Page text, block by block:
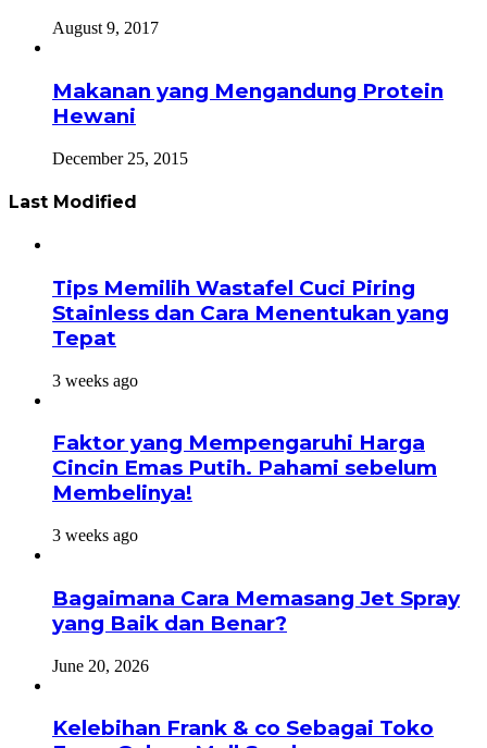
August 9, 2017
Makanan yang Mengandung Protein
Hewani
December 25, 2015
Last Modified
Tips Memilih Wastafel Cuci Piring
Stainless dan Cara Menentukan yang
Tepat
3 weeks ago
Faktor yang Mempengaruhi Harga
Cincin Emas Putih. Pahami sebelum
Membelinya!
3 weeks ago
Bagaimana Cara Memasang Jet Spray
yang Baik dan Benar?
June 20, 2026
Kelebihan Frank & co Sebagai Toko